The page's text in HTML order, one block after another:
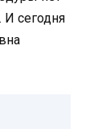
И сегодня